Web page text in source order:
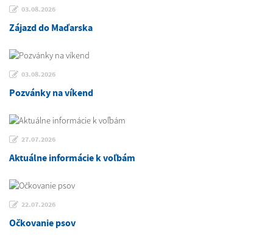
03.08.2026
Zájazd do Maďarska
03.08.2026
Pozvánky na víkend
27.07.2026
Aktuálne informácie k voľbám
22.07.2026
Očkovanie psov